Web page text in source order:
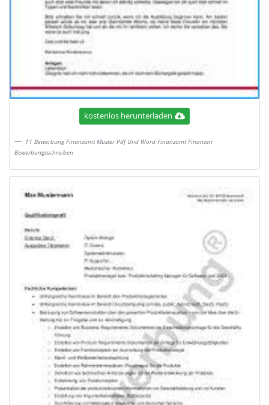
kostenlos herunterladen
11 Bewerbung Finanzamt Muster Pdf Und Word Finanzamt Finanzen
Bewerbungsschreiben